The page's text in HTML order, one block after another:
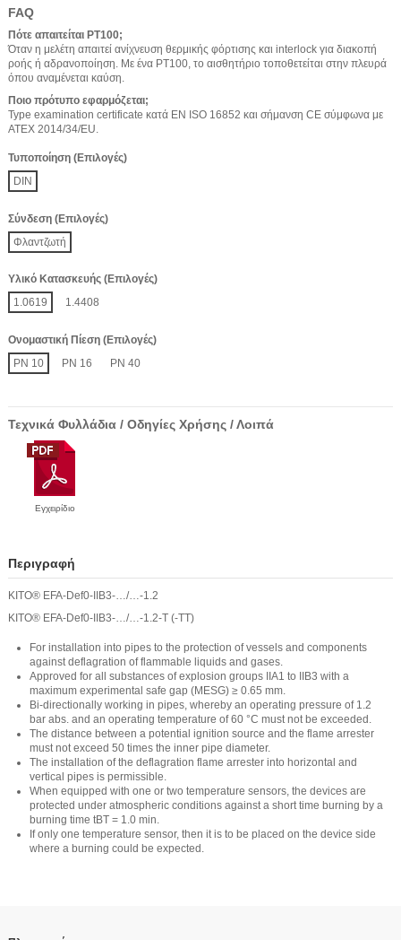
FAQ
Πότε απαιτείται PT100;
Όταν η μελέτη απαιτεί ανίχνευση θερμικής φόρτισης και interlock για διακοπή
ροής ή αδρανοποίηση. Με ένα PT100, το αισθητήριο τοποθετείται στην πλευρά
όπου αναμένεται καύση.
Ποιο πρότυπο εφαρμόζεται;
Type examination certificate κατά EN ISO 16852 και σήμανση CE σύμφωνα με
ATEX 2014/34/EU.
Τυποποίηση (Επιλογές)
DIN
Σύνδεση (Επιλογές)
Φλαντζωτή
Υλικό Κατασκευής (Επιλογές)
1.0619
1.4408
Ονομαστική Πίεση (Επιλογές)
PN 10
PN 16 PN 40
Τεχνικά Φυλλάδια / Οδηγίες Χρήσης / Λοιπά
Εγχειρίδιο
Περιγραφή
KITO® EFA-Def0-IIB3-…/…-1.2
KITO® EFA-Def0-IIB3-…/…-1.2-T (-TT)
For installation into pipes to the protection of vessels and components
against deflagration of flammable liquids and gases.
Approved for all substances of explosion groups IIA1 to IIB3 with a
maximum experimental safe gap (MESG) ≥ 0.65 mm.
Bi-directionally working in pipes, whereby an operating pressure of 1.2
bar abs. and an operating temperature of 60 °C must not be exceeded.
The distance between a potential ignition source and the flame arrester
must not exceed 50 times the inner pipe diameter.
The installation of the deflagration flame arrester into horizontal and
vertical pipes is permissible.
When equipped with one or two temperature sensors, the devices are
protected under atmospheric conditions against a short time burning by a
burning time tBT = 1.0 min.
If only one temperature sensor, then it is to be placed on the device side
where a burning could be expected.